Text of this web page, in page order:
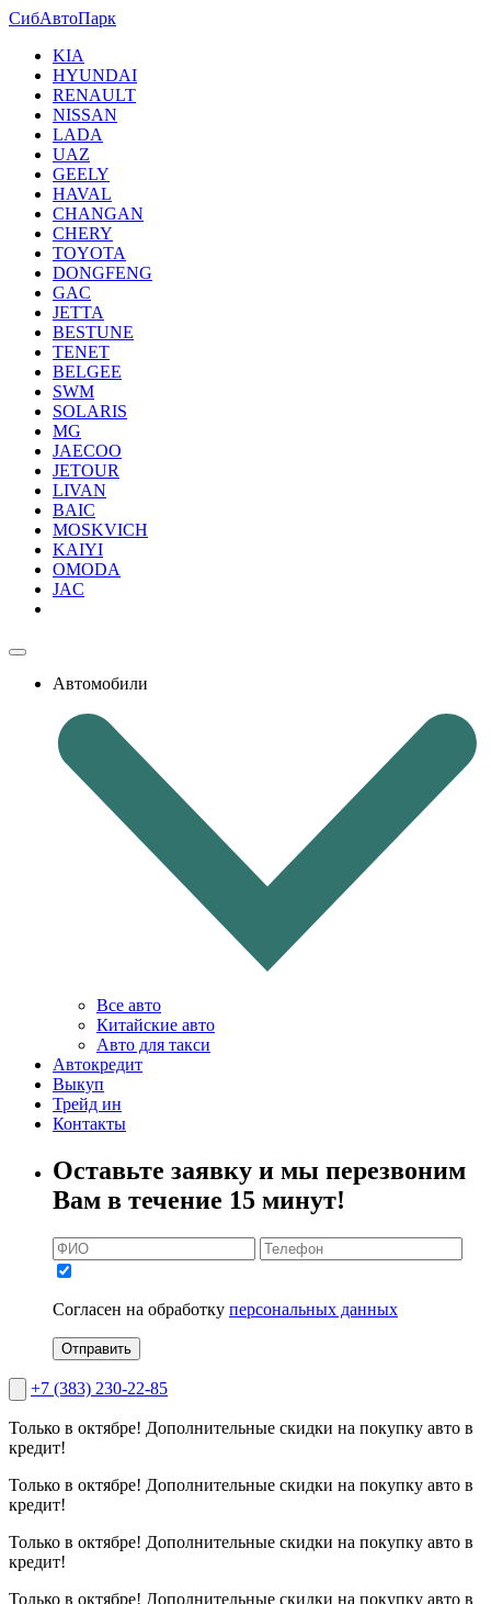
СибАвтоПарк
KIA
HYUNDAI
RENAULT
NISSAN
LADA
UAZ
GEELY
HAVAL
CHANGAN
CHERY
TOYOTA
DONGFENG
GAC
JETTA
BESTUNE
TENET
BELGEE
SWM
SOLARIS
MG
JAECOO
JETOUR
LIVAN
BAIC
MOSKVICH
KAIYI
OMODA
JAC
Автомобили
Все авто
Китайские авто
Авто для такси
Автокредит
Выкуп
Трейд ин
Контакты
Оставьте заявку и мы перезвоним
Вам в течение 15 минут!
Согласен на обработку персональных данных
Отправить
+7 (383) 230-22-85
Только в октябре! Дополнительные скидки на покупку авто в
кредит!
Только в октябре! Дополнительные скидки на покупку авто в
кредит!
Только в октябре! Дополнительные скидки на покупку авто в
кредит!
Только в октябре! Дополнительные скидки на покупку авто в